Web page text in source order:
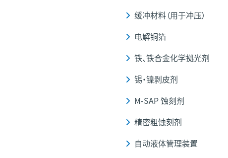
缓冲材料（用于冲压）
电解铜箔
铁、铁合金化学拠光剂
锡・镍剥皮剂
M-SAP 蚀刻剂
精密粗蚀刻剂
自动液体管理装置